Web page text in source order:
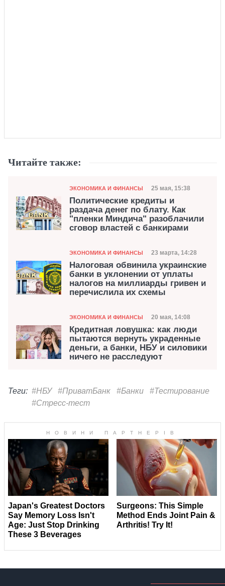
Читайте также:
Категория
ЭКОНОМИКА И ФИНАНСЫ Дата
25 мая, 15:38
Политические кредиты и
раздача денег по блату. Как
"пленки Миндича" разоблачили
сговор властей с банкирами
Категория
ЭКОНОМИКА И ФИНАНСЫ Дата
23 марта, 14:28
Налоговая обвинила украинские
банки в уклонении от уплаты
налогов на миллиарды гривен и
перечислила их схемы
Категория
ЭКОНОМИКА И ФИНАНСЫ Дата
20 мая, 14:08
Кредитная ловушка: как люди
пытаются вернуть украденные
деньги, а банки, НБУ и силовики
ничего не расследуют
Теги: #НБУ #ПриватБанк #Банки
#Тестирование
#Стресс-тест